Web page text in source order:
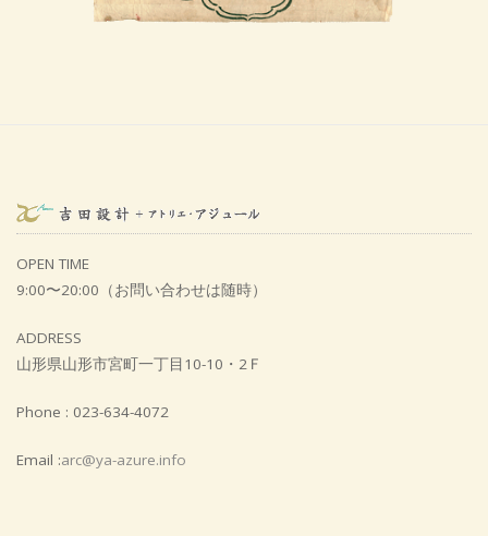
OPEN TIME
9:00〜20:00（お問い合わせは随時）
ADDRESS
山形県山形市宮町一丁目10-10・2Ｆ
Phone : 023-634-4072
Email :arc@ya-azure.info